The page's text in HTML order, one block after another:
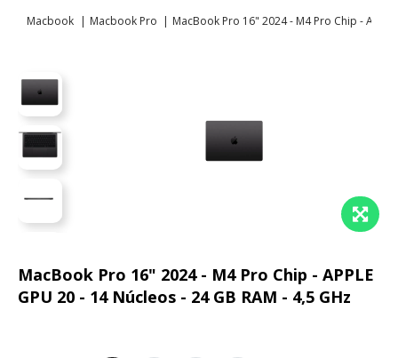
Macbook Macbook Pro MacBook Pro 16" 2024 - M4 Pro Chip -
MacBook Pro 16" 2024 - M4 Pro Chip - APPLE
GPU 20 - 14 Núcleos - 24 GB RAM - 4,5 GHz